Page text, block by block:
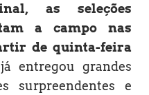
as seleções
a campo nas
de quinta-feira
entregou grandes
surpreendentes e